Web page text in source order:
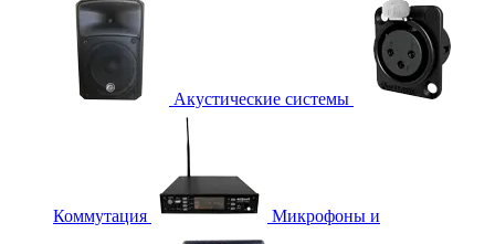
Акустические системы
Коммутация Микрофоны и